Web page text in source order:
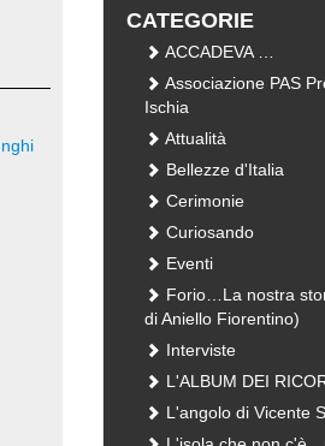
CATEGORIE
ACCADEVA …
Associazione PAS
Ischia
Attualità
Bellezze d'Italia
Cerimonie
Curiosando
Eventi
Forio…La nostra
di Aniello Fiorentino)
Interviste
L'ALBUM DEI
L'angolo di Vicente